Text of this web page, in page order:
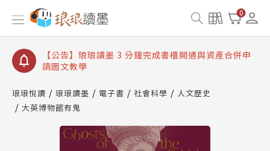
0
【公告】琅琅讀墨數位閱讀資產合併與書櫃開通申請
【公告】琅琅讀墨書櫃開通常見問題
【公告】琅琅讀墨 3 分鐘完成書櫃開通與資產合併申
請圖文教學
查詢
【公告】琅琅讀墨數位閱讀資產合併與書櫃開通申請
琅琅悅讀 琅琅讀墨 電子書 社會科學
人文歷史
大英博物館有鬼